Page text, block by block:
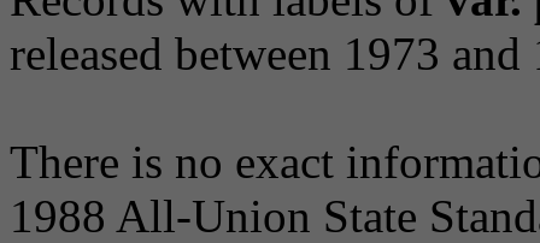
released between 1973 and
There is no exact
1988 All-Union State